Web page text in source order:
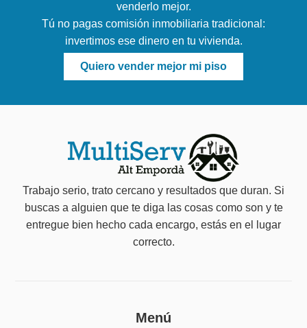
venderlo mejor.
Tú no pagas comisión inmobiliaria tradicional:
invertimos ese dinero en tu vivienda.
Quiero vender mejor mi piso
Trabajo serio, trato cercano y resultados que duran. Si
buscas a alguien que te diga las cosas como son y te
entregue bien hecho cada encargo, estás en el lugar
correcto.
Menú